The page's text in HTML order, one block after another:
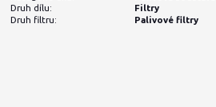
Druh dílu:
Filtry
Druh filtru:
Palivové filtry